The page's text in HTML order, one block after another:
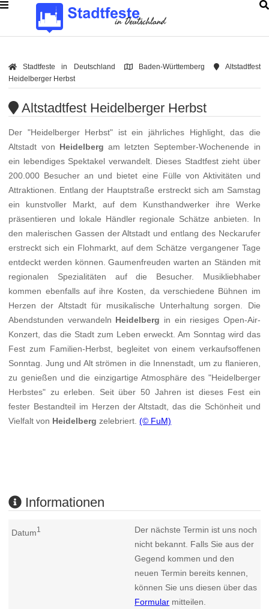
Stadtfeste in Deutschland Baden-Württemberg
Altstadtfest
Heidelberger Herbst
Altstadtfest Heidelberger Herbst
Der "Heidelberger Herbst" ist ein jährliches Highlight, das die
Altstadt von Heidelberg am letzten September-Wochenende in
ein lebendiges Spektakel verwandelt. Dieses Stadtfest zieht über
200.000 Besucher an und bietet eine Fülle von Aktivitäten und
Attraktionen. Entlang der Hauptstraße erstreckt sich am Samstag
ein kunstvoller Markt, auf dem Kunsthandwerker ihre Werke
präsentieren und lokale Händler regionale Schätze anbieten. In
den malerischen Gassen der Altstadt und entlang des Neckarufer
erstreckt sich ein Flohmarkt, auf dem Schätze vergangener Tage
entdeckt werden können. Gaumenfreuden warten an Ständen mit
regionalen Spezialitäten auf die Besucher. Musikliebhaber
kommen ebenfalls auf ihre Kosten, da verschiedene Bühnen im
Herzen der Altstadt für musikalische Unterhaltung sorgen. Die
Abendstunden verwandeln Heidelberg in ein riesiges Open-Air-
Konzert, das die Stadt zum Leben erweckt. Am Sonntag wird das
Fest zum Familien-Herbst, begleitet von einem verkaufsoffenen
Sonntag. Jung und Alt strömen in die Innenstadt, um zu flanieren,
zu genießen und die einzigartige Atmosphäre des "Heidelberger
Herbstes" zu erleben. Seit über 50 Jahren ist dieses Fest ein
fester Bestandteil im Herzen der Altstadt, das die Schönheit und
Vielfalt von Heidelberg zelebriert.(© FuM)
Informationen
Datum1
Der nächste Termin ist uns noch
nicht bekannt. Falls Sie aus der
Gegend kommen und den
neuen Termin bereits kennen,
können Sie uns diesen über das
Formular mitteilen.